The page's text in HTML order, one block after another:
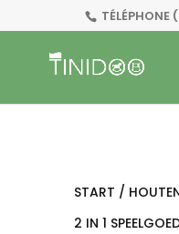
TÉLÉPHONE
START /
2 IN 1